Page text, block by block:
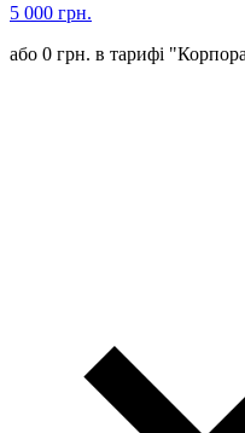
5 000 грн.
або 0 грн. в тарифі